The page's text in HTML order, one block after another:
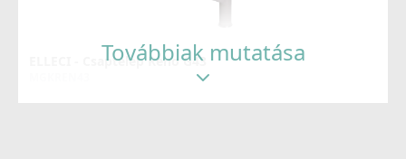
ELLECI - Csaptelep Reno G43
Továbbiak mutatása